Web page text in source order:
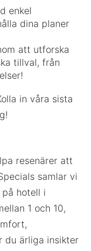
enkel
dina planer
att utforska
tillval, från
in våra sista
resenärer att
samlar vi
hotell i
1 och 10,
du ärliga insikter